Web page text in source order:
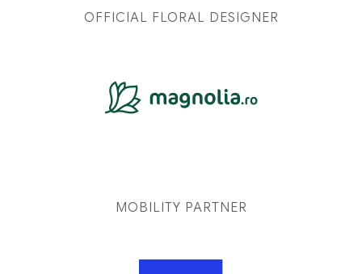
OFFICIAL FLORAL DESIGNER
MOBILITY PARTNER